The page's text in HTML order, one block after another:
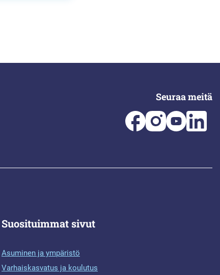
Seuraa meitä
Suosituimmat sivut
Asuminen ja ympäristö
Varhaiskasvatus ja koulutus